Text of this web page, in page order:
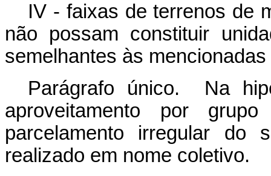
IV - faixas de terrenos de
não possam constituir
semelhantes às
Parágrafo único. Na
aproveitamento por
parcelamento irregular do
realizado em nome coletivo.